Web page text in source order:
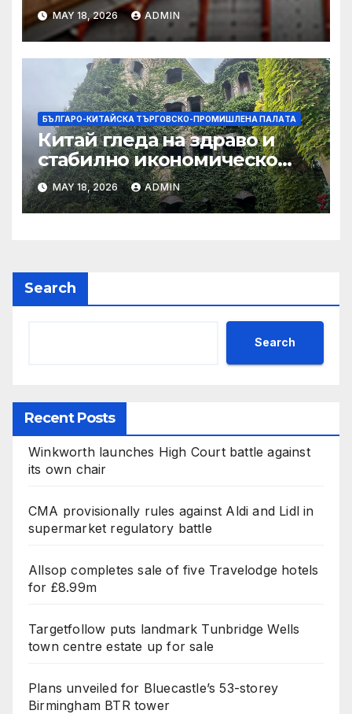
MAY 18, 2026 ADMIN
БЪЛГАРО-КИТАЙСКА ТЪРГОВСКО-ПРОМИШЛЕНА ПАЛAТА
Китай гледа на здраво и
стабилно икономическо
сътрудничество със САЩ
MAY 18, 2026 ADMIN
Search
Search
Recent Posts
Winkworth launches High Court battle against
its own chair
CMA provisionally rules against Aldi and Lidl in
supermarket regulatory battle
Allsop completes sale of five Travelodge hotels
for £8.99m
Targetfollow puts landmark Tunbridge Wells
town centre estate up for sale
Plans unveiled for Bluecastle’s 53-storey
Birmingham BTR tower